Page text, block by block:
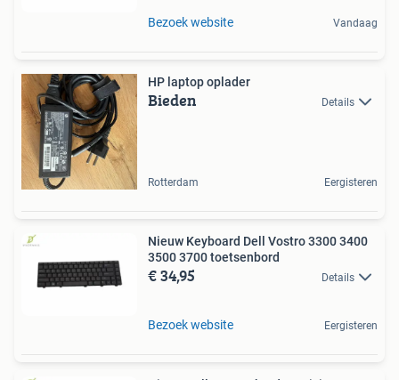
Bezoek website Vandaag
HP laptop oplader
Bieden Details
Rotterdam Eergisteren
Nieuw Keyboard Dell Vostro 3300 3400
3500 3700 toetsenbord
€ 34,95 Details
Bezoek website Eergisteren